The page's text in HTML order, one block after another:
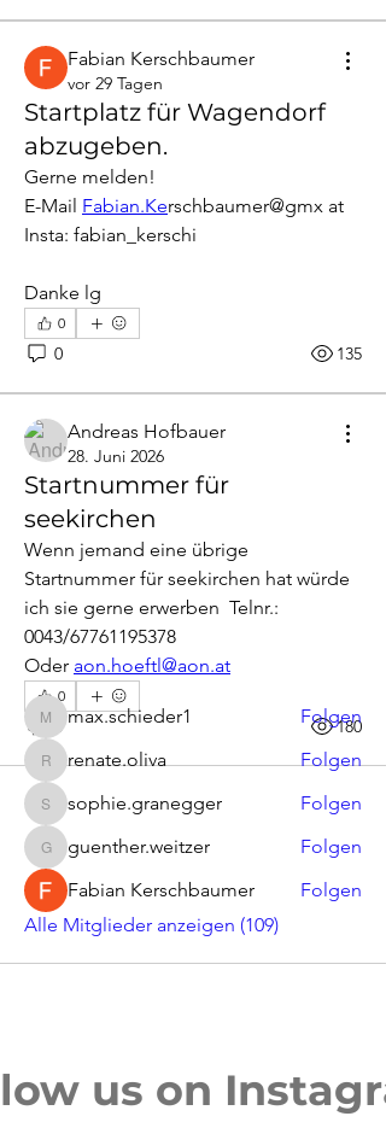
Fabian Kerschbaumer
vor 29 Tagen
Startplatz für Wagendorf
abzugeben.
Gerne melden!
E-Mail Fabian.Kerschbaumer@gmx at
Insta: fabian_kerschi
Danke lg
0
0 135
Andreas Hofbauer
28. Juni 2026
Startnummer für
seekirchen
Wenn jemand eine übrige
Startnummer für seekirchen hat würde
ich sie gerne erwerben  Telnr.:
0043/67761195378
Oder aon.hoeftl@aon.at
0
180
Info
Für Alle, die eine rechtzeitige
Anmeldung verpasst haben und...
Weiterlesen
Mitglieder
max.schieder1
max.schieder1 Folgen
renate.oliva
renate.oliva Folgen
sophie.granegger
sophie.granegger Folgen
guenther.weitzer
guenther.weitzer
Folgen
Fabian Kerschbaumer
Folgen
Alle Mitglieder anzeigen (109)
us on